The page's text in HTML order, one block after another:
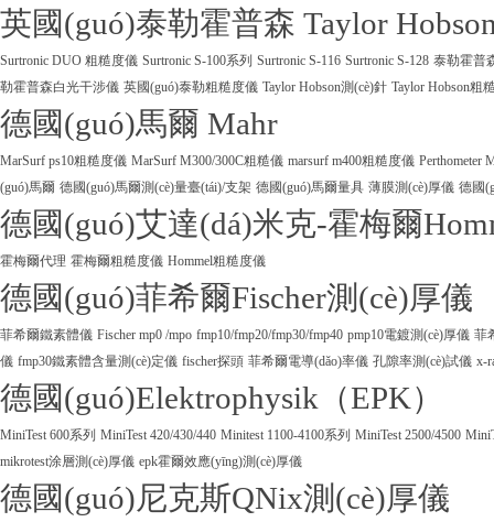
英國(guó)泰勒霍普森 Taylor
Surtronic DUO 粗糙度儀 Surtronic S-100系列 Surtronic S-116 Surtronic S-128 泰勒霍普
勒霍普森白光干涉儀 英國(guó)泰勒粗糙度儀 Taylor Hobson測(cè)針 Taylor Hobson粗
德國(guó)馬爾 Mahr
MarSurf ps10粗糙度儀 MarSurf M300/300C粗糙儀 marsurf m400粗糙度儀 Perthometer
(guó)馬爾 德國(guó)馬爾測(cè)量臺(tái)/支架 德國(guó)馬爾量具 薄膜測(cè)厚儀 德國
德國(guó)艾達(dá)米克-霍梅爾
霍梅爾代理 霍梅爾粗糙度儀 Hommel粗糙度儀
德國(guó)菲希爾Fischer測(cè)厚儀
菲希爾鐵素體儀 Fischer mp0 /mpo fmp10/fmp20/fmp30/fmp40 pmp10電鍍測(cè)厚儀 菲
儀 fmp30鐵素體含量測(cè)定儀 fischer探頭 菲希爾電導(dǎo)率儀 孔隙率測(cè)試儀 x-
德國(guó)Elektrophysik（EPK）
MiniTest 600系列 MiniTest 420/430/440 Minitest 1100-4100系列 MiniTest 2500/4500
mikrotest涂層測(cè)厚儀 epk霍爾效應(yīng)測(cè)厚儀
德國(guó)尼克斯QNix測(cè)厚儀